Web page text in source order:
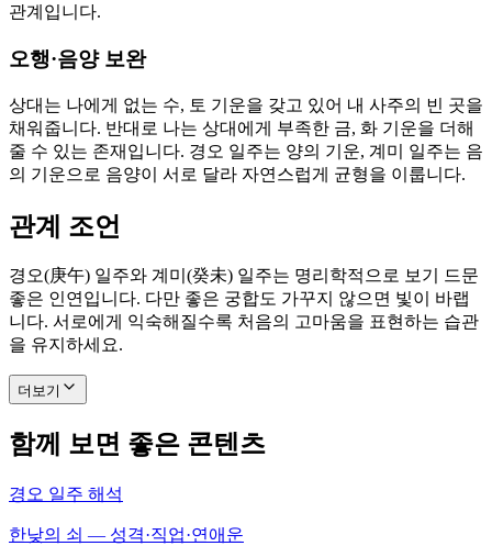
관계입니다.
오행·음양 보완
상대는 나에게 없는 수, 토 기운을 갖고 있어 내 사주의 빈 곳을
채워줍니다. 반대로 나는 상대에게 부족한 금, 화 기운을 더해
줄 수 있는 존재입니다. 경오 일주는 양의 기운, 계미 일주는 음
의 기운으로 음양이 서로 달라 자연스럽게 균형을 이룹니다.
관계 조언
경오(庚午) 일주와 계미(癸未) 일주는 명리학적으로 보기 드문
좋은 인연입니다. 다만 좋은 궁합도 가꾸지 않으면 빛이 바랩
니다. 서로에게 익숙해질수록 처음의 고마움을 표현하는 습관
을 유지하세요.
더보기
함께 보면 좋은 콘텐츠
경오 일주 해석
한낮의 쇠 — 성격·직업·연애운